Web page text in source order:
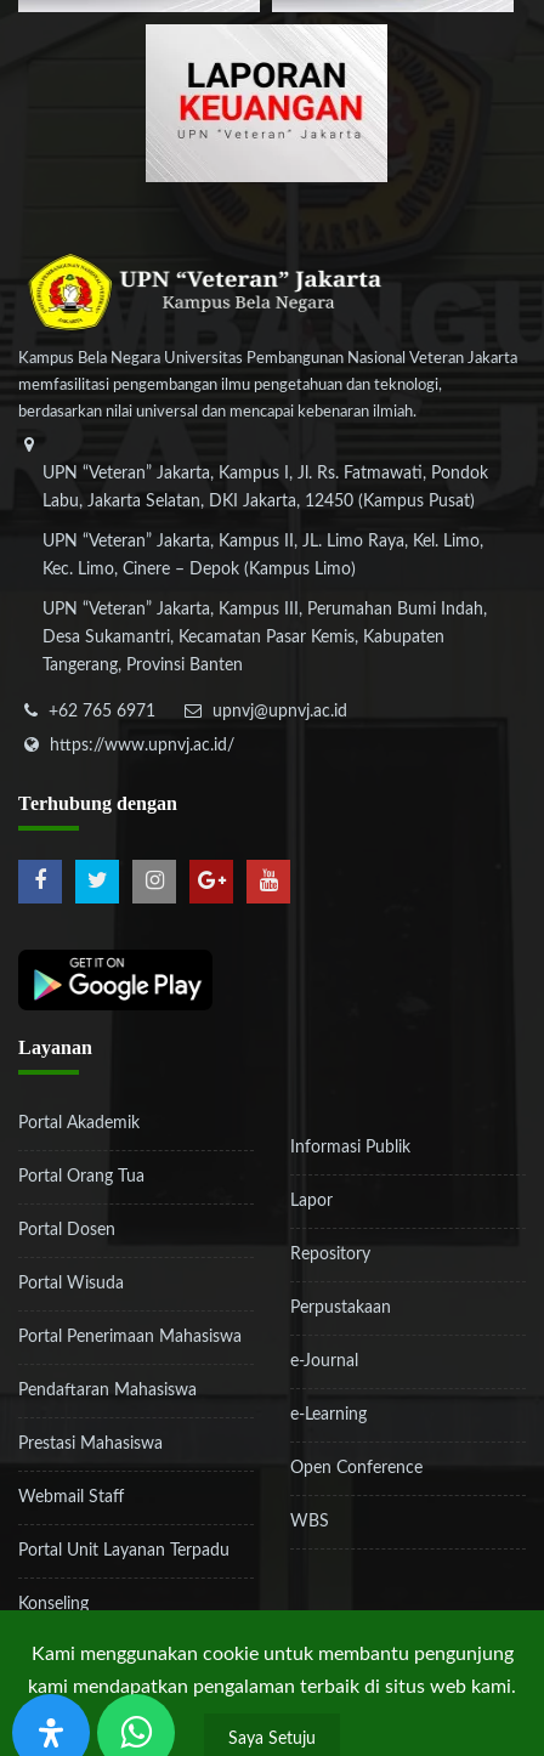
Kampus Bela Negara Universitas Pembangunan Nasional Veteran Jakarta
memfasilitasi pengembangan ilmu pengetahuan dan teknologi,
berdasarkan nilai universal dan mencapai kebenaran ilmiah.
UPN “Veteran” Jakarta, Kampus I, Jl. Rs. Fatmawati, Pondok
Labu, Jakarta Selatan, DKI Jakarta, 12450 (Kampus Pusat)
UPN “Veteran” Jakarta, Kampus II, JL. Limo Raya, Kel. Limo,
Kec. Limo, Cinere – Depok (Kampus Limo)
UPN “Veteran” Jakarta, Kampus III, Perumahan Bumi Indah,
Desa Sukamantri, Kecamatan Pasar Kemis, Kabupaten
Tangerang, Provinsi Banten
+62 765 6971
upnvj@upnvj.ac.id
https://www.upnvj.ac.id/
Terhubung dengan
Layanan
Portal Akademik
Portal Orang Tua
Portal Dosen
Portal Wisuda
Portal Penerimaan Mahasiswa
Pendaftaran Mahasiswa
Prestasi Mahasiswa
Webmail Staff
Portal Unit Layanan Terpadu
Konseling
Informasi Publik
Lapor
Repository
Perpustakaan
e-Journal
e-Learning
Open Conference
WBS
Hak Cipta © 2019 UPN "Veteran" Jakarta
Kami menggunakan cookie untuk membantu pengunjung
kami mendapatkan pengalaman terbaik di situs web kami.
Saya Setuju